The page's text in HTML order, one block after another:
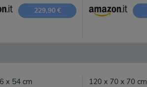
229,90 €
x 54 cm
120 x 70 x 70 cm